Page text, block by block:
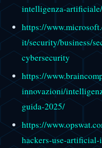
intelligenza-artificiale/
https://
it/security/business/
cybersecurity
https://
innovazioni/
guida-2025/
https://
hackers-use-